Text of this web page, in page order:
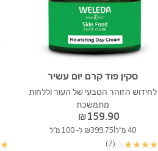
סקין פוד קרם יום עשיר
לחידוש הזוהר הטבעי של העור וללחות
מתמשכת
₪159.90
40 מ"ל ₪399.75 ל- 100 מ"ל
★
★
★
★
☆
(7)
★